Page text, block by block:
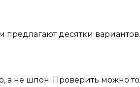
десятки
не шпон. Проверить можно